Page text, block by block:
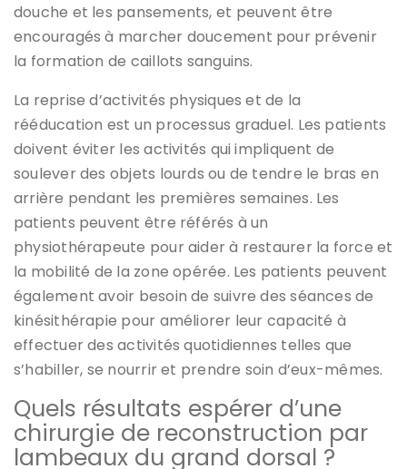
douche et les pansements, et peuvent être
encouragés à marcher doucement pour prévenir
la formation de caillots sanguins.
La reprise d’activités physiques et de la
rééducation est un processus graduel. Les patients
doivent éviter les activités qui impliquent de
soulever des objets lourds ou de tendre le bras en
arrière pendant les premières semaines. Les
patients peuvent être référés à un
physiothérapeute pour aider à restaurer la force et
la mobilité de la zone opérée. Les patients peuvent
également avoir besoin de suivre des séances de
kinésithérapie pour améliorer leur capacité à
effectuer des activités quotidiennes telles que
s’habiller, se nourrir et prendre soin d’eux-mêmes.
Quels résultats espérer d’une
chirurgie de reconstruction par
lambeaux du grand dorsal ?